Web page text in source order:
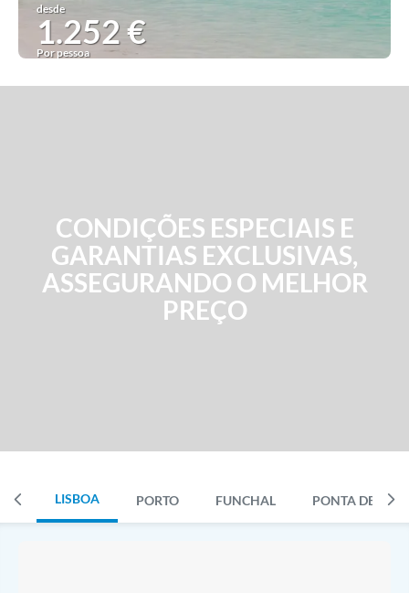
desde
1.252 €
Por pessoa
CONDIÇÕES ESPECIAIS E
GARANTIAS EXCLUSIVAS,
ASSEGURANDO O MELHOR
PREÇO
LISBOA PORTO FUNCHAL PONTA